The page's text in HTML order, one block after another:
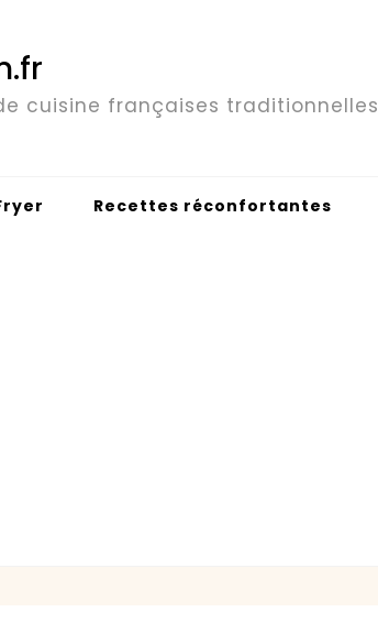
cuisine françaises traditionnelles
Recettes réconfortantes